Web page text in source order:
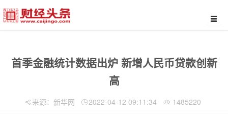
首季金融统计数据出炉 新增人民币贷款创新
高
来源：新华网 2022-04-12 09:11:34 1485220